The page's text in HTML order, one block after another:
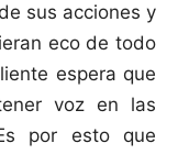
sus acciones y
eco de todo
espera que
voz en las
por esto que